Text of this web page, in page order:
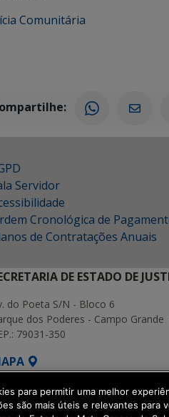
Comunitária
Servidor
Cronológica de
de Contratações Anuais
DE ESTADO DE
do Poeta S/N - Bloco 6
dos Poderes - Campo Grande
79031-350
| Secretaria-
para permitir uma melhor
são mais úteis e relevantes para